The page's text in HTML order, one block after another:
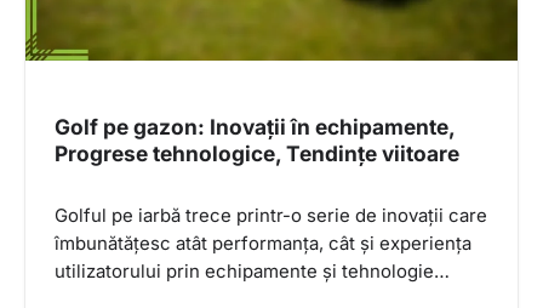
Golf pe gazon: Inovații în echipamente,
Progrese tehnologice, Tendințe viitoare
Golful pe iarbă trece printr-o serie de inovații care
îmbunătățesc atât performanța, cât și experiența
utilizatorului prin echipamente și tehnologie…